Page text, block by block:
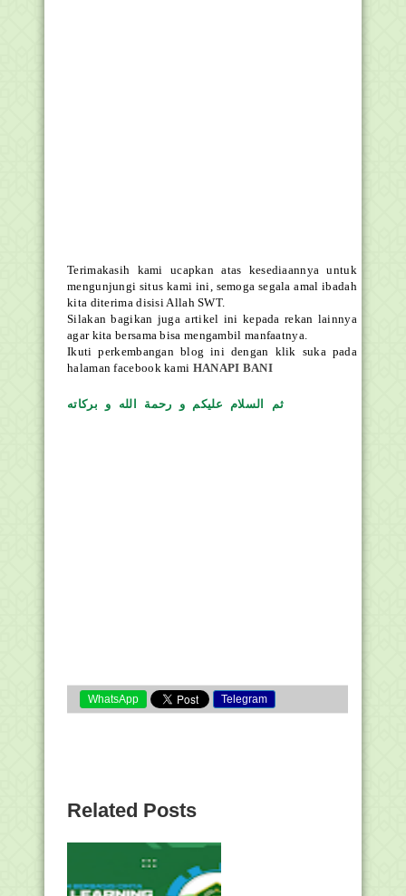
Terimakasih kami ucapkan atas kesediaannya untuk
mengunjungi situs kami ini, semoga segala amal ibadah
kita diterima disisi Allah SWT.
Silakan bagikan juga artikel ini kepada rekan lainnya
agar kita bersama bisa mengambil manfaatnya.
Ikuti perkembangan blog ini dengan klik suka pada
halaman facebook kami HANAPI BANI
ثم السلام عليكم و رحمة الله و بركاته
WhatsApp Telegram
Related Posts